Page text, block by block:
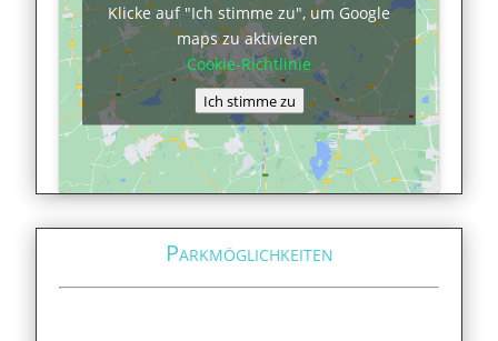
Klicke auf "Ich stimme zu", um Google
maps zu aktivieren
Cookie-Richtlinie
Ich stimme zu
Parkmöglichkeiten